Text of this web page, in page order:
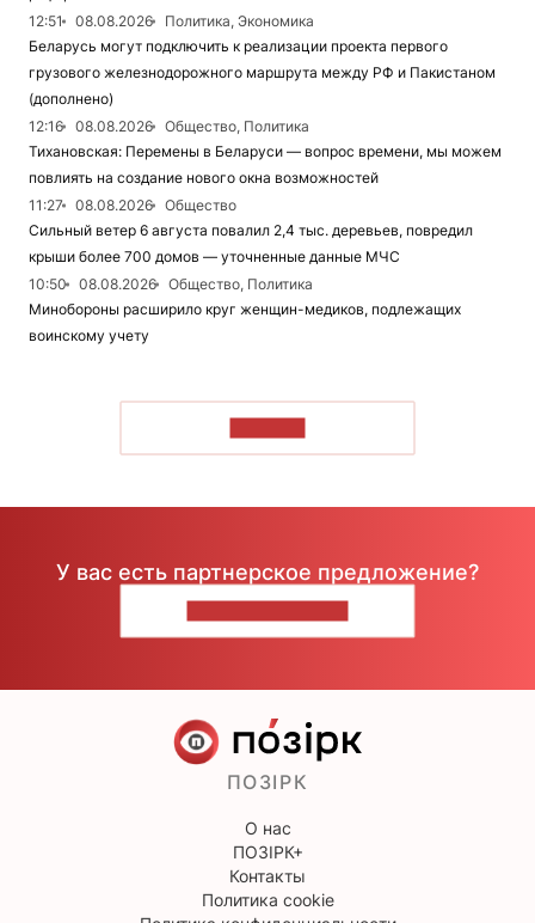
12:51
08.08.2026
Политика, Экономика
Беларусь могут подключить к реализации проекта первого
грузового железнодорожного маршрута между РФ и Пакистаном
(дополнено)
12:16
08.08.2026
Общество, Политика
Тихановская: Перемены в Беларуси — вопрос времени, мы можем
повлиять на создание нового окна возможностей
11:27
08.08.2026
Общество
Сильный ветер 6 августа повалил 2,4 тыс. деревьев, повредил
крыши более 700 домов — уточненные данные МЧС
10:50
08.08.2026
Общество, Политика
Минобороны расширило круг женщин-медиков, подлежащих
воинскому учету
У вас есть партнерское предложение?
ПОЗІРК
О нас
ПОЗІРК+
Контакты
Политика cookie